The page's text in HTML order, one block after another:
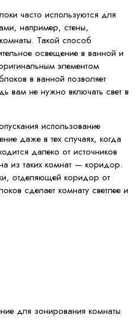
часто используются для
например, стены,
Такой способ
освещение в ванной и
элементом
в ванной позволяет
вам не нужно включать свет в
использование
даже в тех случаях, когда
далеко от источников
из таких комнат — коридор.
отделяющей коридор от
сделает комнату светлее и
для зонирования комнаты